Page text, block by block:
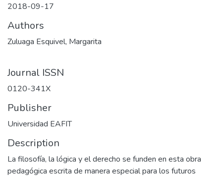
2018-09-17
Authors
Zuluaga Esquivel, Margarita
Journal ISSN
0120-341X
Publisher
Universidad EAFIT
Description
​La filosofía, la lógica y el derecho se funden en esta obra
pedagógica escrita de manera especial para los futuros